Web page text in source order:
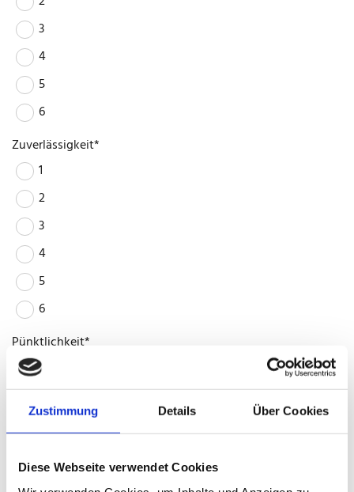
Zustimmung Details Über Cookies
Diese Webseite verwendet Cookies
3
4
5
6
Zuverlässigkeit*
1
2
3
4
5
6
Pünktlichkeit*
1
2